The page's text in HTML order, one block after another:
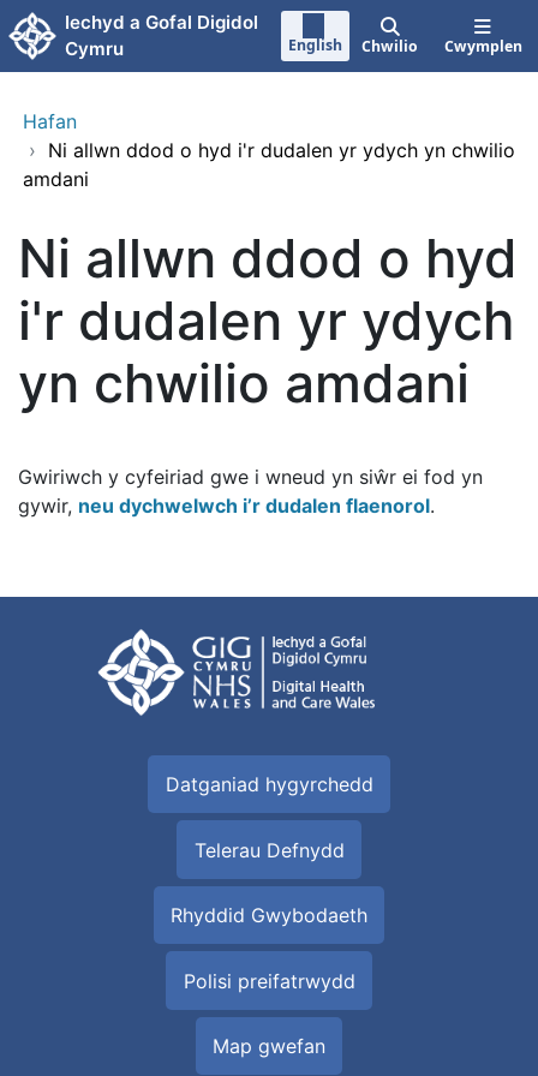
Neidio i'r prif gynnwy
Iechyd a Gofal Digidol
Cymru
English Chwilio Cwymplen
Hafan
› Ni allwn ddod o hyd i'r dudalen yr ydych yn chwilio
amdani
Ni allwn ddod o hyd
i'r dudalen yr ydych
yn chwilio amdani
Gwiriwch y cyfeiriad gwe i wneud yn siŵr ei fod yn
gywir, neu dychwelwch i’r dudalen flaenorol.
Datganiad hygyrchedd
Telerau Defnydd
Rhyddid Gwybodaeth
Polisi preifatrwydd
Map gwefan